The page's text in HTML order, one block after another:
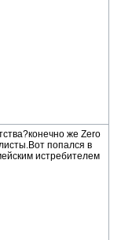
же Zero
попался в
истребителем